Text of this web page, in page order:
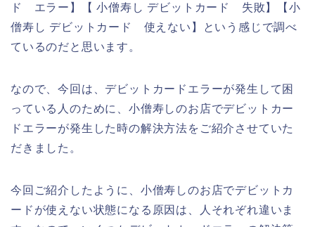
ド エラー】【 小僧寿し デビットカード 失敗】【小
僧寿し デビットカード 使えない】という感じで調べ
ているのだと思います。
なので、今回は、デビットカードエラーが発生して困
っている人のために、小僧寿しのお店でデビットカー
ドエラーが発生した時の解決方法をご紹介させていた
だきました。
今回ご紹介したように、小僧寿しのお店でデビットカ
ードが使えない状態になる原因は、人それぞれ違いま